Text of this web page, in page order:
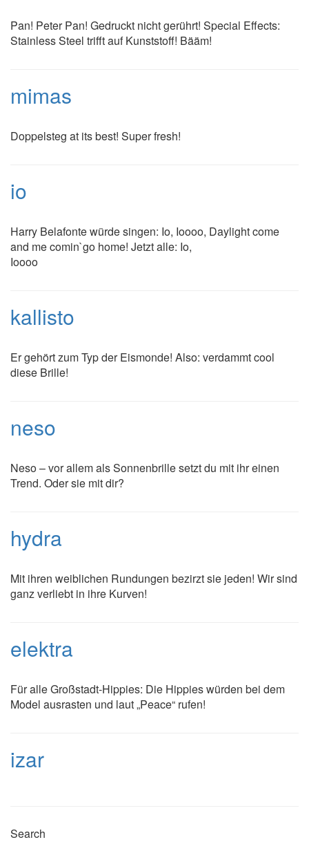
Pan! Peter Pan! Gedruckt nicht gerührt! Special Effects:
Stainless Steel trifft auf Kunststoff! Bääm!
mimas
Doppelsteg at its best! Super fresh!
io
Harry Belafonte würde singen: Io, Ioooo, Daylight come
and me comin`go home! Jetzt alle: Io,
Ioooo
kallisto
Er gehört zum Typ der Eismonde! Also: verdammt cool
diese Brille!
neso
Neso – vor allem als Sonnenbrille setzt du mit ihr einen
Trend. Oder sie mit dir?
hydra
Mit ihren weiblichen Rundungen bezirzt sie jeden! Wir sind
ganz verliebt in ihre Kurven!
elektra
Für alle Großstadt-Hippies: Die Hippies würden bei dem
Model ausrasten und laut „Peace“ rufen!
izar
Search